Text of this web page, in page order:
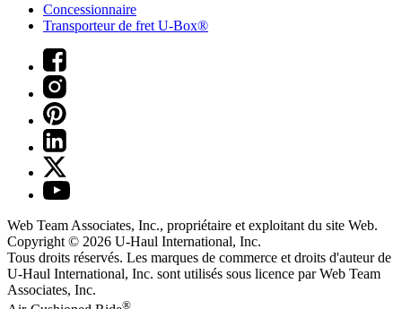
Concessionnaire
Transporteur de fret U-Box®
Web Team Associates, Inc., propriétaire et exploitant du site Web.
Copyright © 2026 U-Haul International, Inc.
Tous droits réservés. Les marques de commerce et droits d'auteur de
U-Haul International, Inc. sont utilisés sous licence par Web Team
Associates, Inc.
®